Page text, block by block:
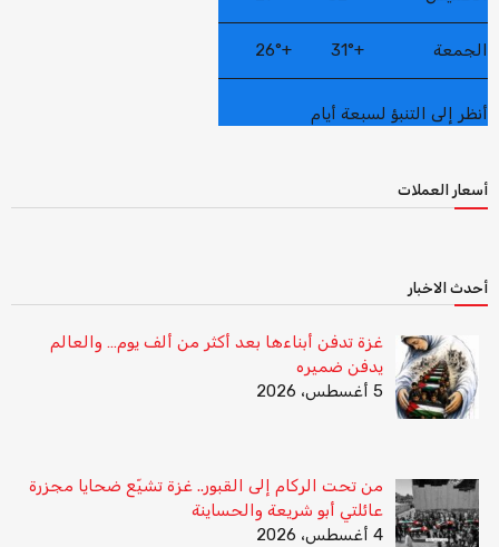
الجمعة +
31°
+
26°
أنظر إلى التنبؤ لسبعة أيام
أسعار العملات
أحدث الاخبار
غزة تدفن أبناءها بعد أكثر من ألف يوم… والعالم
يدفن ضميره
5 أغسطس، 2026
من تحت الركام إلى القبور.. غزة تشيّع ضحايا مجزرة
عائلتي أبو شريعة والحساينة
4 أغسطس، 2026